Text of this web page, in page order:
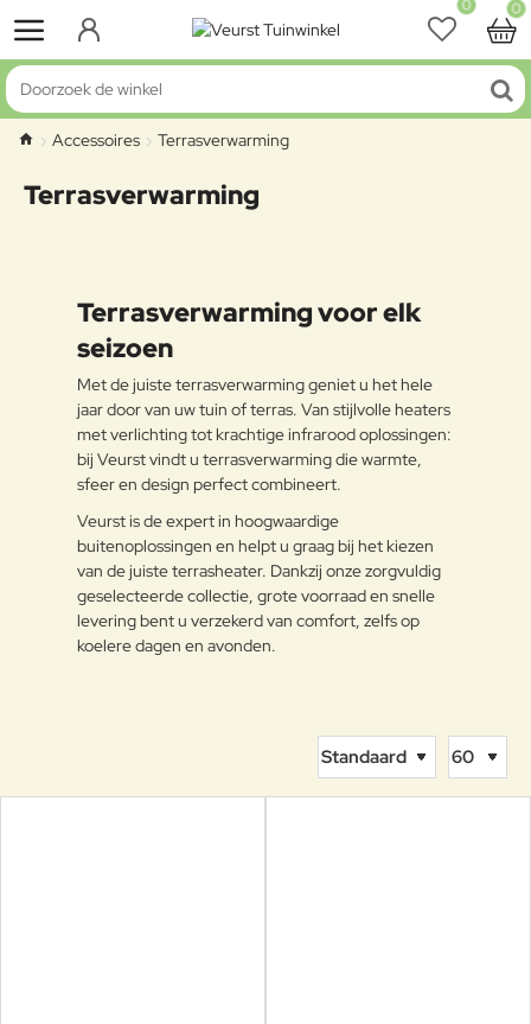
0 0
Doorzoek
de
winkel Accessoires Terrasverwarming
Terrasverwarming
Terrasverwarming voor elk
seizoen
Met de juiste terrasverwarming geniet u het hele
jaar door van uw tuin of terras. Van stijlvolle heaters
met verlichting tot krachtige infrarood oplossingen:
bij Veurst vindt u terrasverwarming die warmte,
sfeer en design perfect combineert.
Veurst is de expert in hoogwaardige
buitenoplossingen en helpt u graag bij het kiezen
van de juiste terrasheater. Dankzij onze zorgvuldig
geselecteerde collectie, grote voorraad en snelle
levering bent u verzekerd van comfort, zelfs op
koelere dagen en avonden.